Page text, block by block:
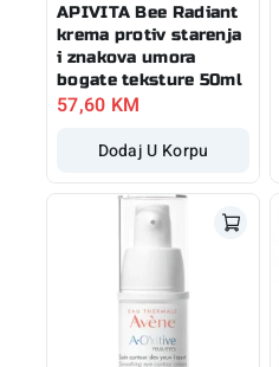
APIVITA Bee Radiant
krema protiv starenja
i znakova umora
bogate teksture 50ml
57,60 KM
Dodaj U Korpu